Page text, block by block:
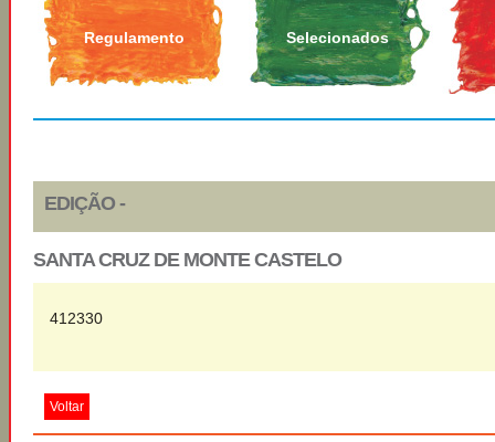
Regulamento Selecionados
EDIÇÃO -
SANTA CRUZ DE MONTE CASTELO
412330
Voltar